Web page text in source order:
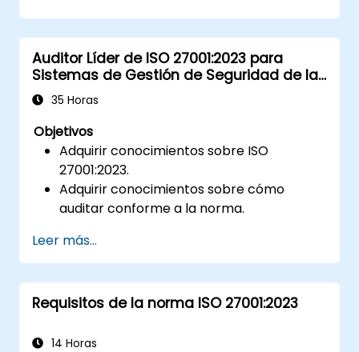
Auditor Líder de ISO 27001:2023 para
Sistemas de Gestión de Seguridad de la
Información
35 Horas
Objetivos
Adquirir conocimientos sobre ISO
27001:2023.
Adquirir conocimientos sobre cómo
auditar conforme a la norma.
Leer más...
Requisitos de la norma ISO 27001:2023
14 Horas